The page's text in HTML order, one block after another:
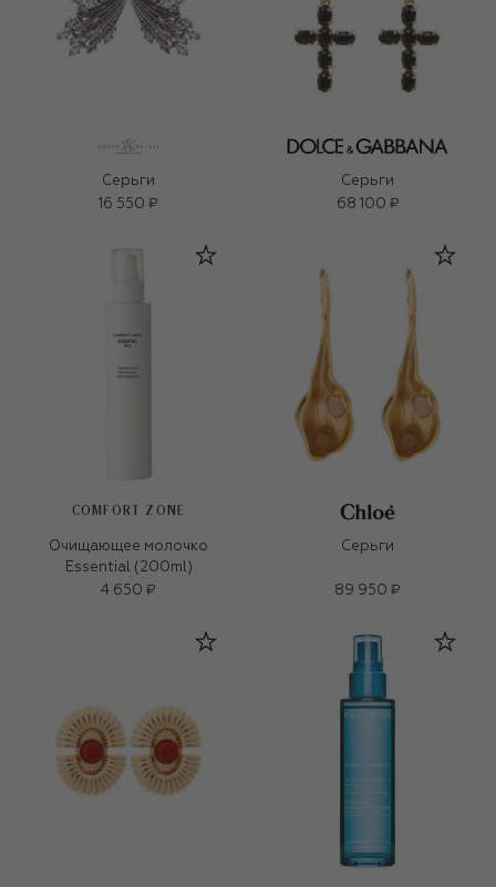
Серьги
16 550 ₽
Серьги
68 100 ₽
COMFORT ZONE
Очищающее молочко
Essential (200ml)
4 650 ₽
Серьги
89 950 ₽